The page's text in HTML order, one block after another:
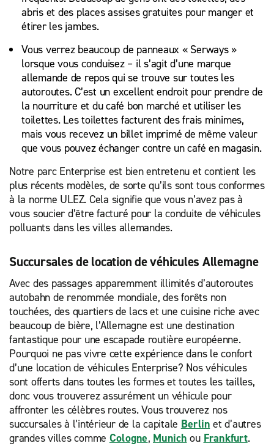
abris et des places assises gratuites pour manger et
étirer les jambes.
Vous verrez beaucoup de panneaux « Serways »
lorsque vous conduisez – il s’agit d’une marque
allemande de repos qui se trouve sur toutes les
autoroutes. C’est un excellent endroit pour prendre de
la nourriture et du café bon marché et utiliser les
toilettes. Les toilettes facturent des frais minimes,
mais vous recevez un billet imprimé de même valeur
que vous pouvez échanger contre un café en magasin.
Notre parc Enterprise est bien entretenu et contient les
plus récents modèles, de sorte qu’ils sont tous conformes
à la norme ULEZ. Cela signifie que vous n’avez pas à
vous soucier d’être facturé pour la conduite de véhicules
polluants dans les villes allemandes.
Succursales de location de véhicules Allemagne
Avec des passages apparemment illimités d’autoroutes
autobahn de renommée mondiale, des forêts non
touchées, des quartiers de lacs et une cuisine riche avec
beaucoup de bière, l’Allemagne est une destination
fantastique pour une escapade routière européenne.
Pourquoi ne pas vivre cette expérience dans le confort
d’une location de véhicules Enterprise? Nos véhicules
sont offerts dans toutes les formes et toutes les tailles,
donc vous trouverez assurément un véhicule pour
affronter les célèbres routes. Vous trouverez nos
succursales à l’intérieur de la capitale Berlin et d’autres
grandes villes comme Cologne, Munich ou Frankfurt.